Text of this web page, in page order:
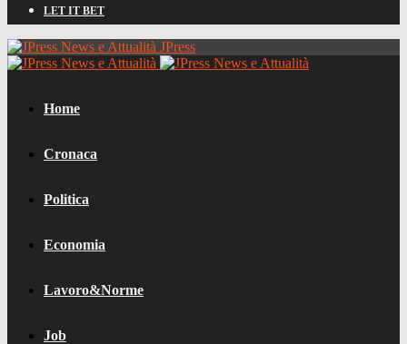
LET IT BET
JPress
Home
Cronaca
Politica
Economia
Lavoro&Norme
Job